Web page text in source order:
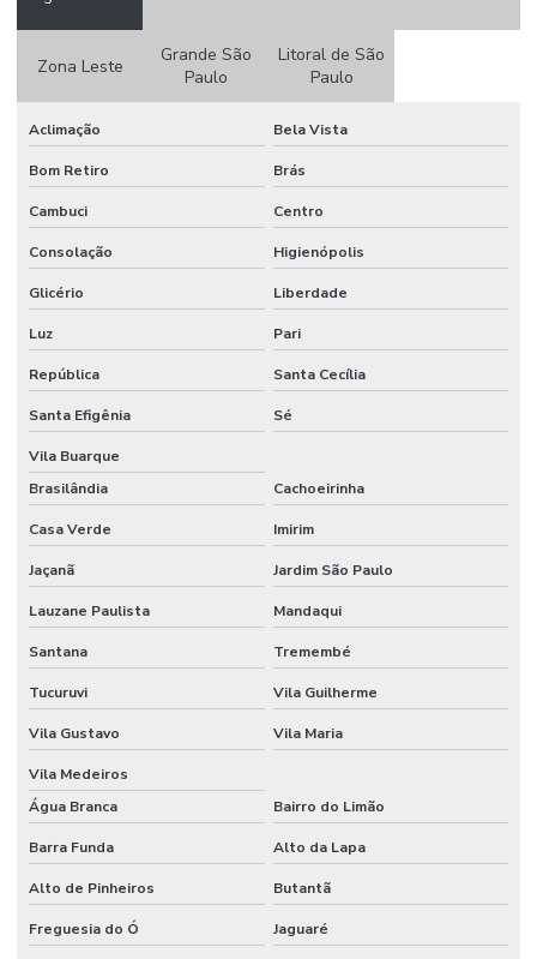
Zona Leste
Grande São
Paulo
Litoral de São
Paulo
Aclimação Bela Vista
Bom Retiro Brás
Cambuci Centro
Consolação Higienópolis
Glicério Liberdade
Luz Pari
República Santa Cecília
Santa Efigênia Sé
Vila Buarque
Brasilândia
Cachoeirinha
Casa Verde Imirim
Jaçanã Jardim São Paulo
Lauzane Paulista Mandaqui
Santana Tremembé
Tucuruvi Vila Guilherme
Vila Gustavo Vila Maria
Vila Medeiros
Água Branca
Bairro do Limão
Barra Funda Alto da Lapa
Alto de Pinheiros Butantã
Freguesia do Ó Jaguaré